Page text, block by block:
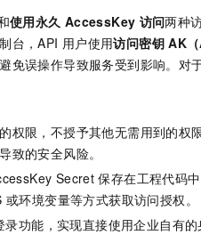
使用永久 AccessKey 访问两种
台，API 用户使用访问密钥 AK
免误操作导致服务受到影响。对
权限，不授予其他无需用到的权
致的安全风险。
Secret 保存在工程代码
或环境变量等方式获取访问授权。
录功能，实现直接使用企业自有的
平台百炼-应用模版
的应用模版和解决方案
平台百炼-智能体
台 PAI
面
万
秒悟
统
模
建